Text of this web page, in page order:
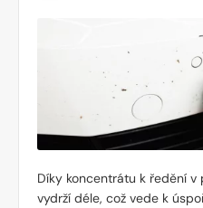
Díky koncentrátu k ředění v
vydrží déle, což vede k